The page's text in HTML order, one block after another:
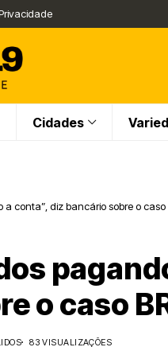
Cidades
conta”, diz bancário sobre o caso
o caso
83 VISUALIZAÇÕES